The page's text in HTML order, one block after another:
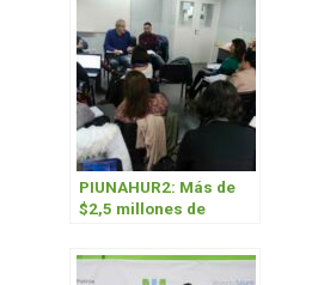
PIUNAHUR2: Más de
$2,5 millones de
investigaciones sobre
la educación